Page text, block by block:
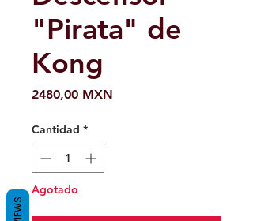
"Pirata" de
Kong
2480,00 MXN
Cantidad *
Agotado